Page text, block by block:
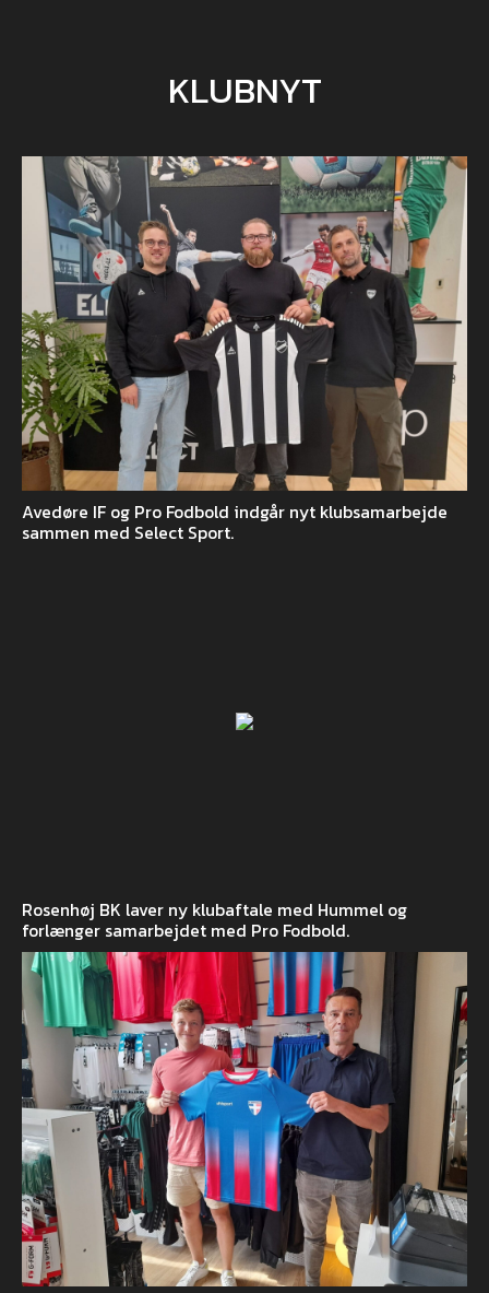
KLUBNYT
Avedøre IF og Pro Fodbold indgår nyt klubsamarbejde
sammen med Select Sport.
Rosenhøj BK laver ny klubaftale med Hummel og
forlænger samarbejdet med Pro Fodbold.